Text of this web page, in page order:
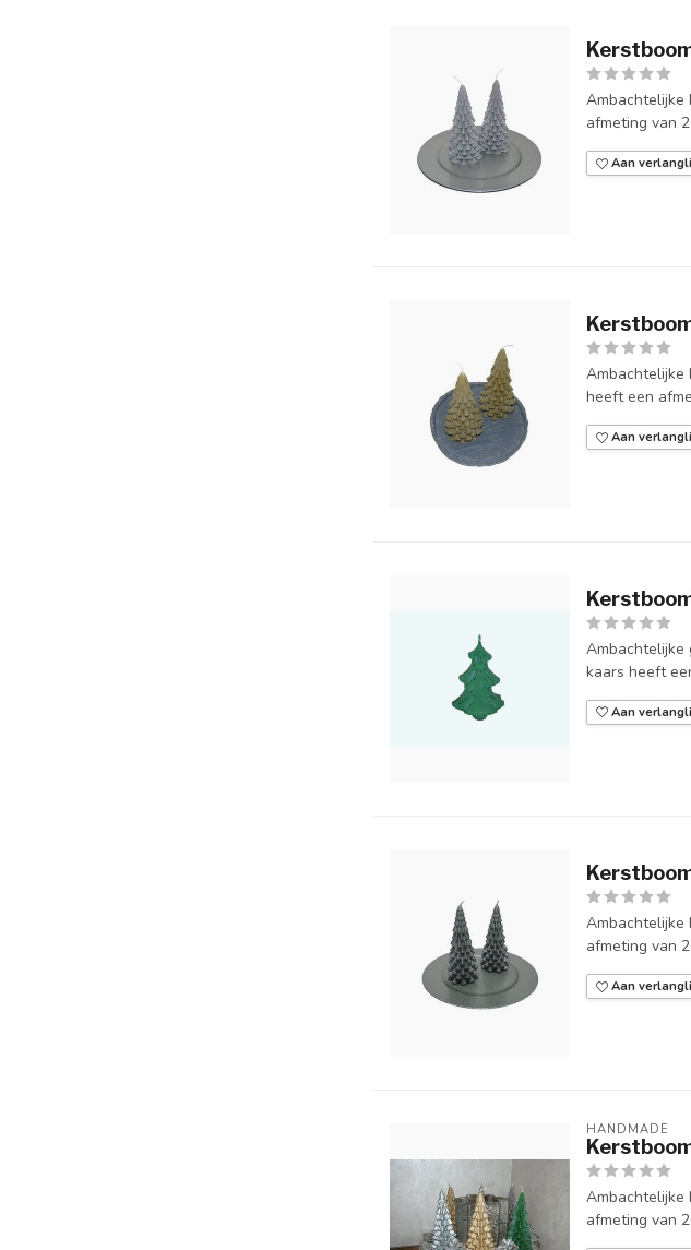
Ambachtelijke
afmeting van
Aan
Ambachtelijke
heeft een
Aan
Ambachtelijke
kaars heeft
Aan
Ambachtelijke
afmeting van
Aan
HANDMADE
Ambachtelijke
afmeting van